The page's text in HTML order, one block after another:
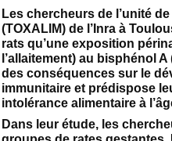
Les chercheurs de l’unité
(TOXALIM) de l’Inra à
rats qu’une exposition
l’allaitement) au bisphénol
des conséquences sur le
immunitaire et prédispose
intolérance alimentaire à
Dans leur étude, les